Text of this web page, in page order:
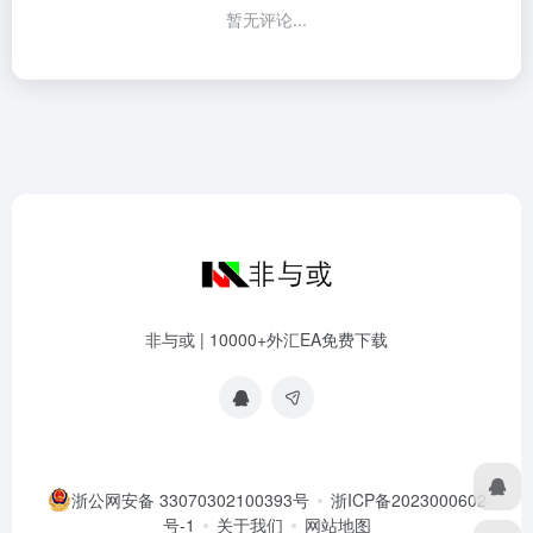
暂无评论...
非与或 | 10000+外汇EA免费下载
浙公网安备 33070302100393号
浙ICP备2023000602
号-1
关于我们 网站地图